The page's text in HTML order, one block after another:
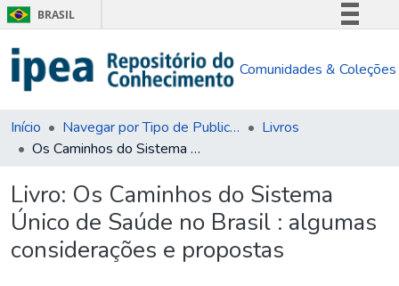
BRASIL
Comunica BR
Acesso à informação
Comunidades & Coleções
Início Navegar por Tipo de Publicação
Livros
Os Caminhos do Sistema Único de Saúde no Brasil : algumas considerações e propostas
Livro: Os Caminhos do Sistema
Único de Saúde no Brasil : algumas
considerações e propostas